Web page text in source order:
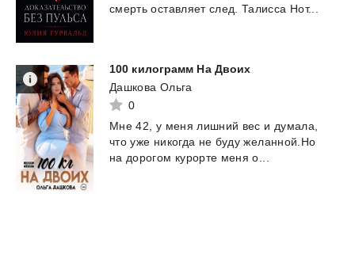
смерть оставляет след. Талисса Нот...
100 килограмм На Двоих
Дашкова Ольга
0
Мне 42, у меня лишний вес и думала,
что уже никогда не буду желанной.Но
на дорогом курорте меня о...